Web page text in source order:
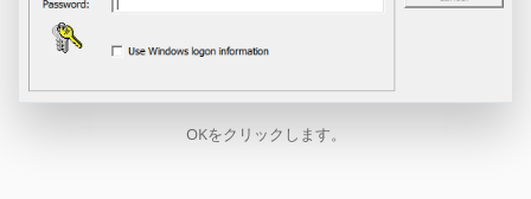
OKをクリックします。